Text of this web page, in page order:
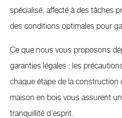
spécialisé, affecté à des tâches
des conditions optimales pour
Ce que nous vous proposons
garanties légales : les
chaque étape de la construction
maison en bois vous assurent
tranquillité d’esprit.